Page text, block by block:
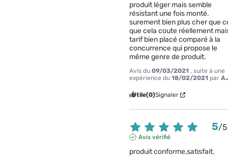
produit léger mais semble
résistant une fois monté.
surement bien plus cher que
que cela coute réellement
tarif bien placé comparé à la
concurrence qui propose le
même genre de produit.
Avis du09/03/2021 , suite à une
expérience du18/02/2021 par
Utile(0)Signaler
5/5
Avis vérifié
produit conforme,satisfait.